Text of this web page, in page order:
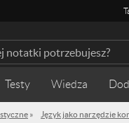
Testy Wiedza
» Język jako narzędzie